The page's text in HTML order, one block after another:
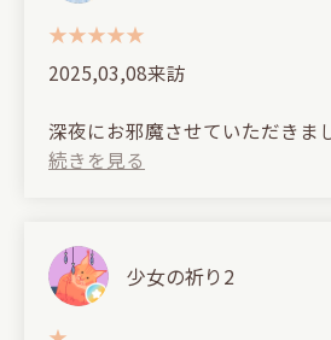
The shisha is also very easy to
(＾ν＾)
2025,03,08来訪
深夜にお邪魔させていただきま
まさに「隠れ家」。あまり知ら
道玄坂を登り切って、アパホテ
看板が出ているのですぐたどり
ます。階段を4階まで上ると、い
開けるとそこには最高にチルな
少女の祈り2